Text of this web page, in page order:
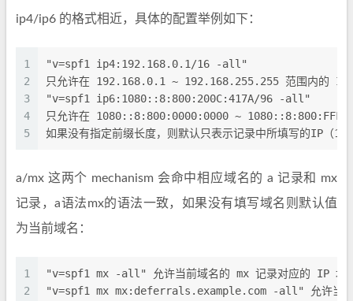
ip4/ip6 的格式相近，具体的配置举例如下：
1
2
3
4
5
"v=spf1 ip4:192.168.0.1/16 -all"
只允许在 192.168.0.1 ~ 192.168.255.255 范围内的 IP
"v=spf1 ip6:1080::8:800:200C:417A/96 -all"
只允许在 1080::8:800:0000:0000 ~
如果没有指定前缀长度，则默认只表示记录中所填写的IP（1
a/mx 这两个 mechanism 会命中相应域名的 a 记录和 mx
记录，a语法mx的语法一致，如果没有填写域名则默认值
为当前域名：
1
2
"v=spf1 mx -all" 允许当前域名的 mx 记录对应的 IP 地
"v=spf1 mx mx:deferrals.example.com -all" 允许当